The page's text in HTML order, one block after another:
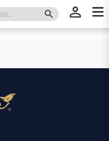
SEARCH